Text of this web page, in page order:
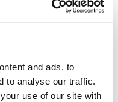
and ads, to
to analyse our traffic.
use of our site with